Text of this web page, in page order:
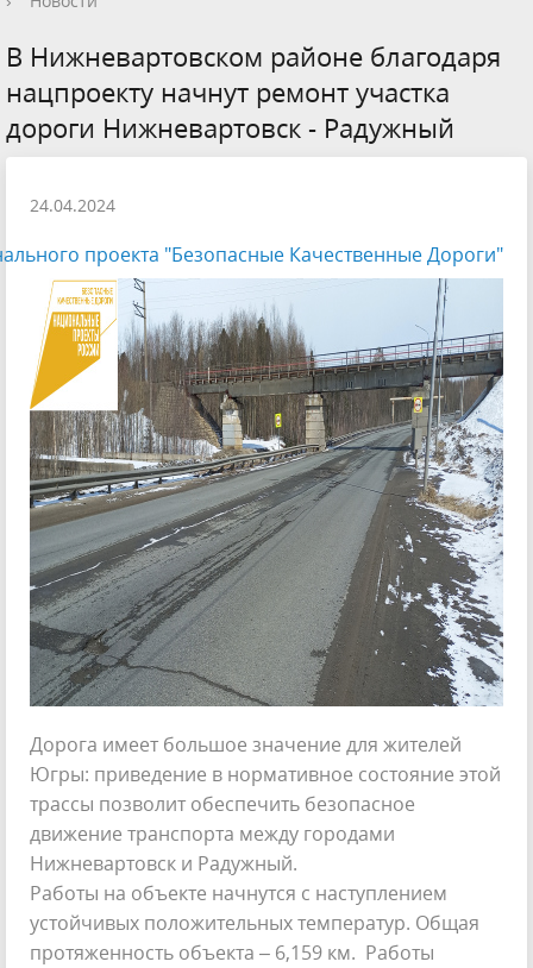
В Нижневартовском районе благодаря
нацпроекту начнут ремонт участка
дороги Нижневартовск - Радужный
24.04.2024
проекта "Безопасные Качественные Дороги"
Дорога имеет большое значение для жителей
Югры: приведение в нормативное состояние этой
трассы позволит обеспечить безопасное
движение транспорта между городами
Нижневартовск и Радужный.
Работы на объекте начнутся с наступлением
устойчивых положительных температур. Общая
протяженность объекта – 6,159 км. Работы